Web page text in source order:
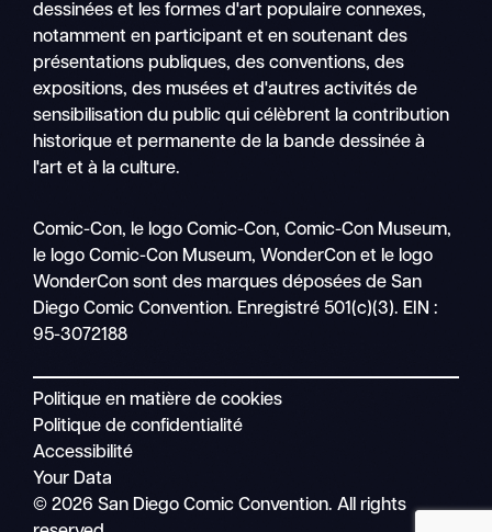
Nav
mobile
dessinées et les formes d'art populaire connexes,
notamment en participant et en soutenant des
présentations publiques, des conventions, des
expositions, des musées et d'autres activités de
sensibilisation du public qui célèbrent la contribution
historique et permanente de la bande dessinée à
l'art et à la culture.
Comic-Con, le logo Comic-Con, Comic-Con Museum,
le logo Comic-Con Museum, WonderCon et le logo
WonderCon sont des marques déposées de San
Diego Comic Convention. Enregistré 501(c)(3). EIN :
95-3072188
Politique en matière de cookies
Politique de confidentialité
Accessibilité
Your Data
© 2026 San Diego Comic Convention. All rights